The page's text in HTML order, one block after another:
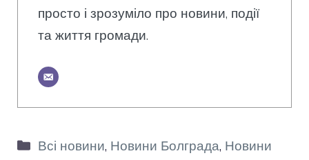
просто і зрозуміло про новини, події
та життя громади.
Категорії
Всі новини, Новини Болграда, Новини